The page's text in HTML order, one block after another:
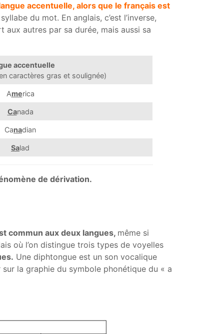
accentuelle, alors que le français est
du mot. En anglais, c’est l’inverse,
autres par sa durée, mais aussi sa
accentuelle
caractères gras et soulignée)
America
Canada
Canadian
Salad
de dérivation.
commun aux deux langues, même si
où l’on distingue trois types de voyelles
Une diphtongue est un son vocalique
la graphie du symbole phonétique du « a